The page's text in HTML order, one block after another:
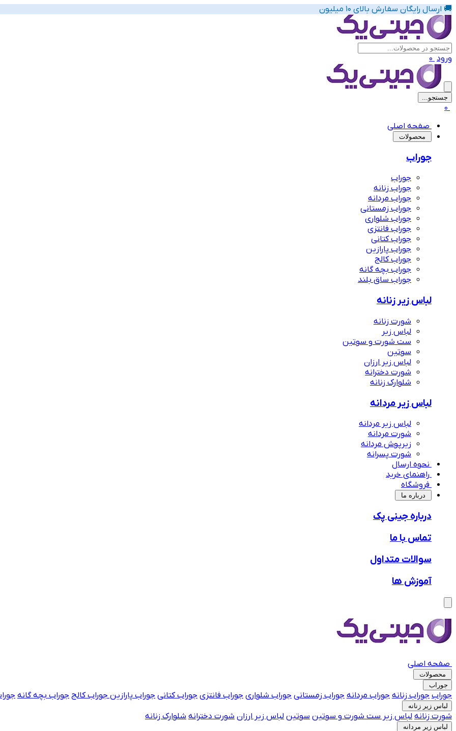
🚚 ارسال رایگان سفارش بالای 10 میلیون
ورود 0
جستجو...
0
صفحه اصلی
‌محصولات
جوراب
جوراب
جوراب زنانه
جوراب مردانه
جوراب زمستانی
جوراب شلواری
جوراب فانتزی
جوراب کتانی
جوراب پارازین
جوراب کالج
جوراب بچه گانه
جوراب ساق بلند
لباس زیر زنانه
شورت زنانه
لباس زیر
ست شورت و سوتین
سوتین
لباس زیر ارزان
شورت دخترانه
شلوارک زنانه
لباس زیر مردانه
لباس زیر مردانه
شورت مردانه
زیرپوش مردانه
شورت پسرانه
نحوه ارسال
راهنمای خرید
فروشگاه
‌درباره ما
درباره جینی پک
تماس با ما
سوالات متداول
آموزش ها
صفحه اصلی
محصولات
جوراب
جوراب جوراب زنانه جوراب مردانه جوراب زمستانی جوراب شلواری جوراب فانتزی جوراب کتانی جوراب پارازین جوراب کالج جوراب بچه گانه
لباس زیر زنانه
شورت زنانه لباس زیر ست شورت و سوتین سوتین لباس زیر ارزان شورت دخترانه شلوارک زنانه
لباس زیر مردانه
پیشنهاد های لباس زیر زنانه